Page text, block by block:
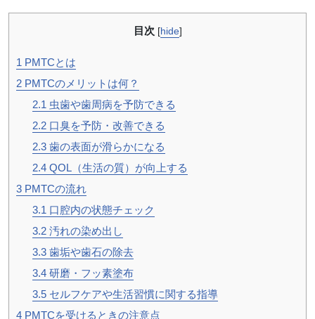
目次 [hide]
1 PMTCとは
2 PMTCのメリットは何？
2.1 虫歯や歯周病を予防できる
2.2口臭を予防・改善できる
2.3歯の表面が滑らかになる
2.4QOL（生活の質）が向上する
3 PMTCの流れ
3.1 口腔内の状態チェック
3.2汚れの染め出し
3.3歯垢や歯石の除去
3.4研磨・フッ素塗布
3.5セルフケアや生活習慣に関する指導
4 PMTCを受けるときの注意点